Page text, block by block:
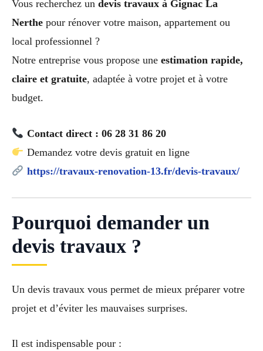
Vous recherchez un devis travaux à Gignac La
Nerthe pour rénover votre maison, appartement ou
local professionnel ?
Notre entreprise vous propose une estimation rapide,
claire et gratuite, adaptée à votre projet et à votre
budget.
Contact direct : 06 28 31 86 20
Demandez votre devis gratuit en ligne
https://travaux-renovation-13.fr/devis-travaux/
Pourquoi demander un
devis travaux ?
Un devis travaux vous permet de mieux préparer votre
projet et d’éviter les mauvaises surprises.
Il est indispensable pour :